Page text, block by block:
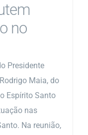
no
Presidente
Maia, do
Espírito Santo
nas
Na reunião,